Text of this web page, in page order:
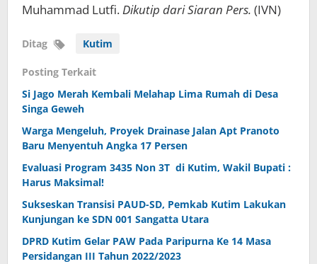
Muhammad Lutfi.Dikutip dari Siaran Pers. (IVN)
Ditag Kutim
Posting Terkait
Si Jago Merah Kembali Melahap Lima Rumah di Desa
Singa Geweh
Warga Mengeluh, Proyek Drainase Jalan Apt Pranoto
Baru Menyentuh Angka 17 Persen
Evaluasi Program 3435 Non 3T di Kutim, Wakil Bupati :
Harus Maksimal!
Sukseskan Transisi PAUD-SD, Pemkab Kutim Lakukan
Kunjungan ke SDN 001 Sangatta Utara
DPRD Kutim Gelar PAW Pada Paripurna Ke 14 Masa
Persidangan III Tahun 2022/2023